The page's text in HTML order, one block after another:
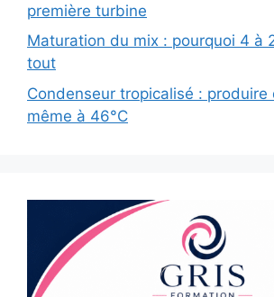
première turbine
Maturation du mix : pourquoi 4 à
tout
Condenseur tropicalisé : produire
même à 46°C